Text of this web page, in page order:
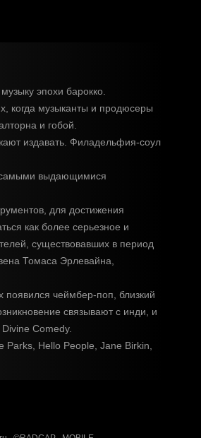
эпохи барокко.
когда музыканты и продюсеры
и гобой.
издавать. Филадельфия-соул
самыми выдающимися
для достижения
как более серьезное и
существовавших в период
Томаса Эрлевайна,
появился чеймбер-поп, близкий
связывают с инди, и
Comedy.
Hello People, Jane Birkin,